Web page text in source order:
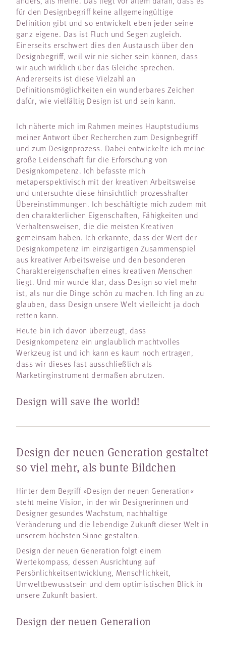
für den Designbegriff keine allgemeingültige
Definition gibt und so entwickelt eben jeder seine
ganz eigene. Das ist Fluch und Segen zugleich.
Einerseits erschwert dies den Austausch über den
Designbegriff, weil wir nie sicher sein können, dass
wir auch wirklich über das Gleiche sprechen.
Andererseits ist diese Vielzahl an
Definitionsmöglichkeiten ein wunderbares Zeichen
dafür, wie vielfältig Design ist und sein kann.
Ich näherte mich im Rahmen meines Hauptstudiums
meiner Antwort über Recherchen zum Designbegriff
und zum Designprozess. Dabei entwickelte ich meine
große Leidenschaft für die Erforschung von
Designkompetenz. Ich befasste mich
metaperspektivisch mit der kreativen Arbeitsweise
und untersuchte diese hinsichtlich prozesshafter
Übereinstimmungen. Ich beschäftigte mich zudem mit
den charakterlichen Eigenschaften, Fähigkeiten und
Verhaltensweisen, die die meisten Kreativen
gemeinsam haben. Ich erkannte, dass der Wert der
Designkompetenz im einzigartigen Zusammenspiel
aus kreativer Arbeitsweise und den besonderen
Charaktereigenschaften eines kreativen Menschen
liegt. Und mir wurde klar, dass Design so viel mehr
ist, als nur die Dinge schön zu machen. Ich fing an zu
glauben, dass Design unsere Welt vielleicht ja doch
retten kann.
Heute bin ich davon überzeugt, dass
Designkompetenz ein unglaublich machtvolles
Werkzeug ist und ich kann es kaum noch ertragen,
dass wir dieses fast ausschließlich als
Marketinginstrument dermaßen abnutzen.
Design will save the world!
Design der neuen Generation gestaltet
so viel mehr, als bunte Bildchen
Hinter dem Begriff »Design der neuen Generation«
steht meine Vision, in der wir Designerinnen und
Designer gesundes Wachstum, nachhaltige
Veränderung und die lebendige Zukunft dieser Welt in
unserem höchsten Sinne gestalten.
Design der neuen Generation folgt einem
Wertekompass, dessen Ausrichtung auf
Persönlichkeitsentwicklung, Menschlichkeit,
Umweltbewusstsein und dem optimistischen Blick in
unsere Zukunft basiert.
Design der neuen Generation